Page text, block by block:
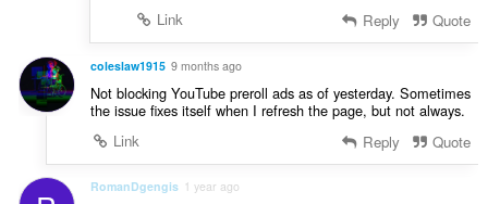
Link
Reply Quote
coleslaw1915 9 months ago
Not blocking YouTube preroll ads as of yesterday. Sometimes
the issue fixes itself when I refresh the page, but not always.
Link
Reply Quote
RomanDgengis 1 year ago